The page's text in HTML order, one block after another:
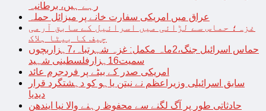
رہے ہیں، برطانیہ
عراق میں امریکی سفارت خانے پر میزائل حملہ
غزہ؛ حماس سے لڑائی میں اسرائیل کے سابق آرمی
چیف کا بیٹا ہلاک
حماس اسرائیل جنگ،2ماہ مکمل: غزہ شہرتباہ،7ہزاربچوں
سمیت16ہزارفلسطینی شہید
امریکی صدر کے بیٹے پر فردجرم عائد
سابق اسرائیلی وزیراعظم نے نیتن یاہو کو دہشتگرد قرار
دیدیا
حادثاتی طور پر آگ لگنے سے محفوظ رہنے والا نیا ایندھن